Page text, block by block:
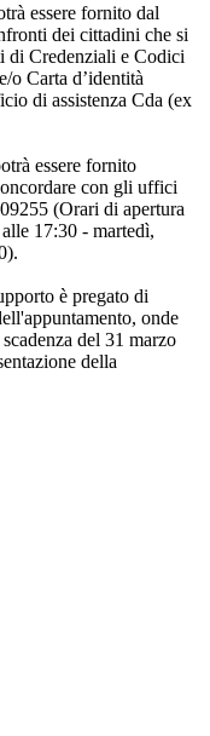
essere fornito dal
dei cittadini che si
di Credenziali e Codici
o Carta d’identità
di assistenza Cda (ex
essere fornito
con gli uffici
(Orari di apertura
17:30 - martedì,
è pregato di
onde
del 31 marzo
della